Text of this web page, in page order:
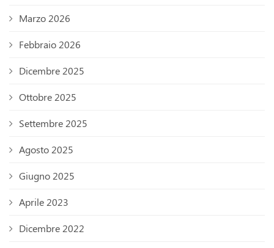
Marzo 2026
Febbraio 2026
Dicembre 2025
Ottobre 2025
Settembre 2025
Agosto 2025
Giugno 2025
Aprile 2023
Dicembre 2022